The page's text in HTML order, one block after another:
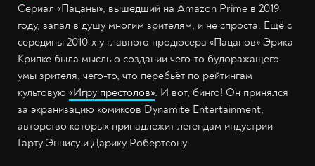
Сериал «Пацаны», вышедший на Amazon Prime в 2019
году, запал в душу многим зрителям, и не спроста. Ещё с
середины 2010-х у главного продюсера «Пацанов» Эрика
Крипке была мысль о создании чего-то будоражащего
умы зрителя, чего-то, что перебьёт по рейтингам
культовую «Игру престолов». И вот, бинго! Он принялся
за экранизацию комиксов Dynamite Entertainment,
авторство которых принадлежит легендам индустрии
Гарту Эннису и Дарику Робертсону.